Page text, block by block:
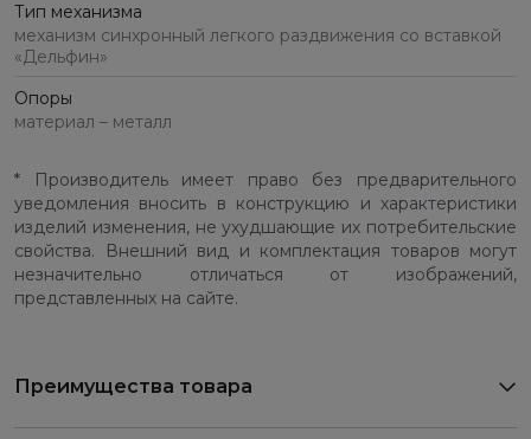
Тип механизма
механизм синхронный легкого раздвижения со вставкой
«Дельфин»
Опоры
материал – металл
* Производитель имеет право без предварительного
уведомления вносить в конструкцию и характеристики
изделий изменения, не ухудшающие их потребительские
свойства. Внешний вид и комплектация товаров могут
незначительно отличаться от изображений,
представленных на сайте.
Преимущества товара